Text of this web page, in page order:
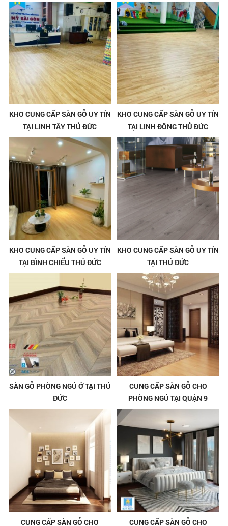
KHO CUNG CẤP SÀN GỖ UY TÍN
TẠI LINH TÂY THỦ ĐỨC
KHO CUNG CẤP SÀN GỖ UY TÍN
TẠI LINH ĐÔNG THỦ ĐỨC
KHO CUNG CẤP SÀN GỖ UY TÍN
TẠI BÌNH CHIỂU THỦ ĐỨC
KHO CUNG CẤP SÀN GỖ UY TÍN
TẠI THỦ ĐỨC
SÀN GỖ PHÒNG NGỦ Ở TẠI THỦ
ĐỨC
CUNG CẤP SÀN GỖ CHO
PHÒNG NGỦ TẠI QUẬN 9
CUNG CẤP SÀN GỖ CHO CUNG CẤP SÀN GỖ CHO